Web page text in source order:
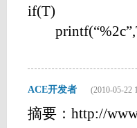
if(T) /*
ACE开发者 (2010-05-22
摘要：http://